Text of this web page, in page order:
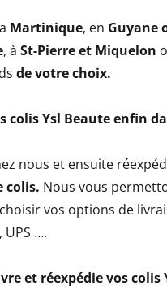
Martinique, en Guyane
, à St-Pierre et Miquelon
de votre choix.
Ysl Beaute enfin
nous et ensuite
colis. Nous vous
vos options de
UPS ….
et réexpédie vos colis